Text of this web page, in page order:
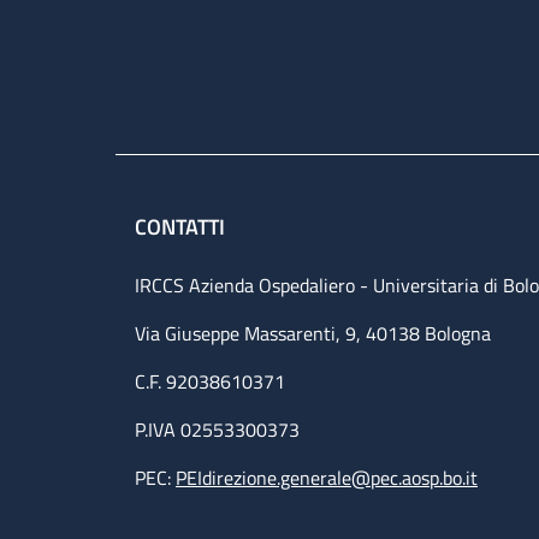
CONTATTI
IRCCS Azienda Ospedaliero - Universitaria di
Via Giuseppe Massarenti, 9, 40138 Bologna
C.F. 92038610371
P.IVA 02553300373
PEC: PEIdirezione.generale@pec.aosp.bo.it